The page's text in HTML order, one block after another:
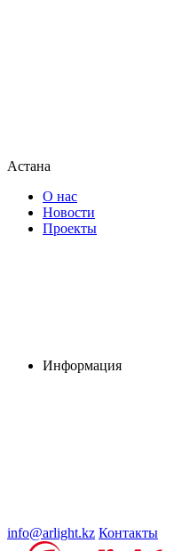
Астана
О нас
Новости
Проекты
Информация
info@arlight.kz Контакты